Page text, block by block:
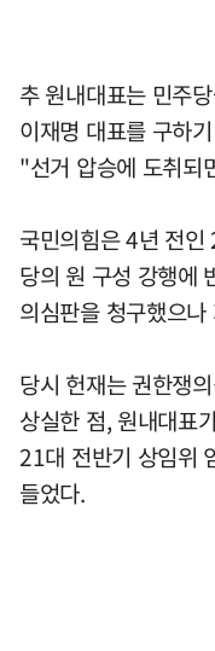
추 원내대표는 민주
이재명 대표를 구하
"선거 압승에 도취되
국민의힘은 4년 전
당의 원 구성 강행에
의심판을 청구했으
당시 헌재는 권한쟁
상실한 점, 원내대표
21대 전반기 상임위
들었다.